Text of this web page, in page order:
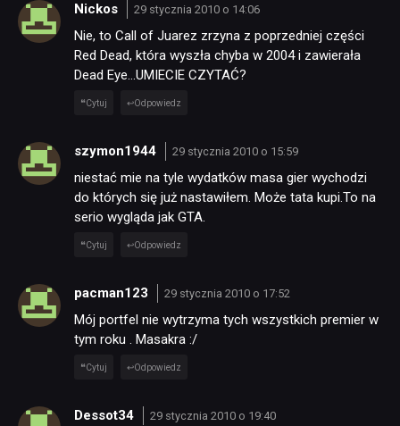
Nickos 29 stycznia 2010 o 14:06
Nie, to Call of Juarez zrzyna z poprzedniej części
Red Dead, która wyszła chyba w 2004 i zawierała
Dead Eye…UMIECIE CZYTAĆ?
Cytuj Odpowiedz
szymon1944 29 stycznia 2010 o 15:59
niestać mie na tyle wydatków masa gier wychodzi
do których się już nastawiłem. Może tata kupi.To na
serio wygląda jak GTA.
Cytuj Odpowiedz
pacman123 29 stycznia 2010 o 17:52
Mój portfel nie wytrzyma tych wszystkich premier w
tym roku . Masakra :/
Cytuj Odpowiedz
Dessot34 29 stycznia 2010 o 19:40